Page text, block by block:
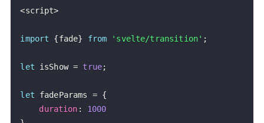
<script>
import {fade} from 'svelte/transition' ;
let isShow = true;
let fadeParams = {
duration :
1000